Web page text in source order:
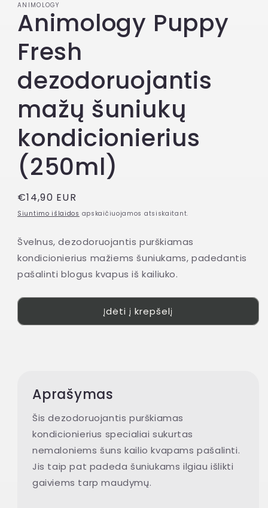
ANIMOLOGY
Animology Puppy
Fresh
dezodoruojantis
mažų šuniukų
kondicionierius
(250ml)
Įprasta
kaina
€14,90 EUR
Siuntimo išlaidos apskaičiuojamos atsiskaitant.
Švelnus, dezodoruojantis purškiamas
kondicionierius mažiems šuniukams, padedantis
pašalinti blogus kvapus iš kailiuko.
Įdėti į krepšelį
Aprašymas
Šis dezodoruojantis purškiamas
kondicionierius specialiai sukurtas
nemaloniems šuns kailio kvapams pašalinti.
Jis taip pat padeda šuniukams ilgiau išlikti
gaiviems tarp maudymų.